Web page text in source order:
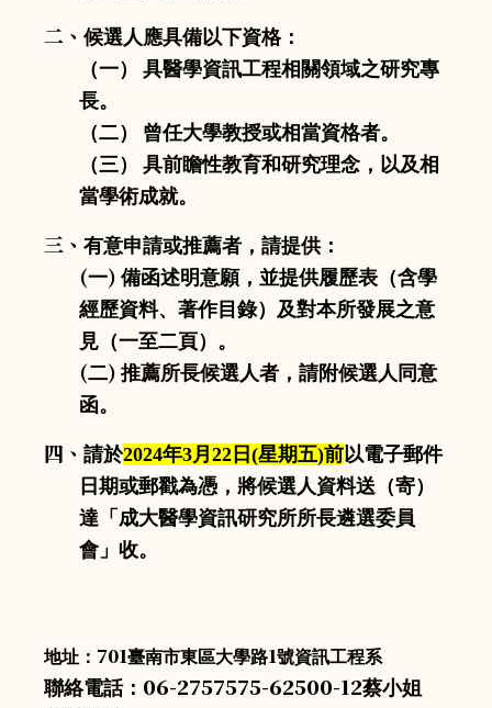
二、 候選人應具備以下資格：
（一）
具醫學資訊工程相關領域之研究專
長。
（二）
曾任大學教授或相當資格者。
（三）
具前瞻性教育和研究理念，以及相
當學術成就。
三、 有意申請或推薦者，請提供：
(一) 備函述明意願，並提供履歷表（含學
經歷資料、著作目錄）及對本所發展之意
見（一至二頁）。
(二) 推薦所長候選人者，請附候選人同意
函。
四、 請於2024年3月22日(星期五)前以電子郵件
日期或郵戳為憑，將候選人資料送（寄）
達「成大醫學資訊研究所所長遴選委員
會」收。
地址： 701臺南市東區大學路1號資訊工程系
聯絡電話： 06-2757575-62500-12蔡小姐